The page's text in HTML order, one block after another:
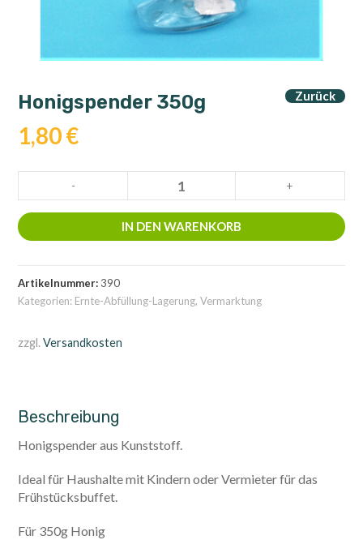
Zurück
Honigspender 350g
1,80€
350g
Menge
- +
IN DEN WARENKORB
Artikelnummer: 390
Kategorien: Ernte-Abfüllung-Lagerung,Vermarktung
zzgl.Versandkosten
Beschreibung
Honigspender aus Kunststoff.
Ideal für Haushalte mit Kindern oder Vermieter für das
Frühstücksbuffet.
Für 350g Honig